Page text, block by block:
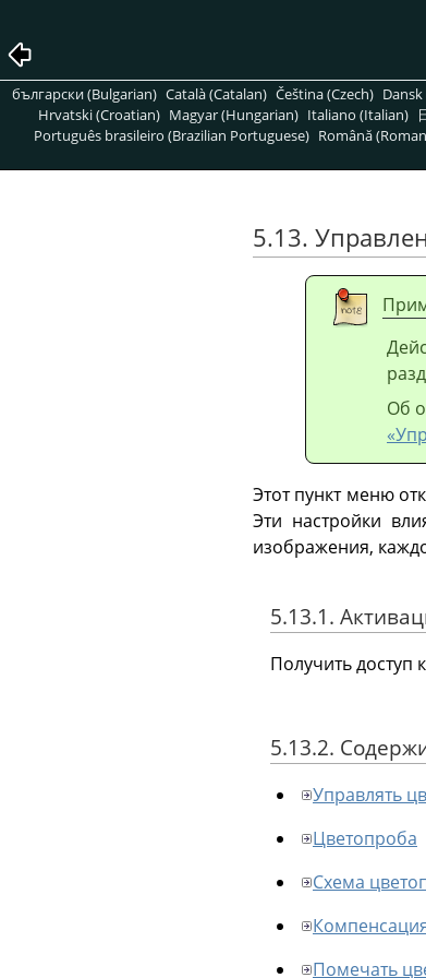
български (Bulgarian) Català (Catalan) Čeština (Czech)
Hrvatski (Croatian) Magyar (Hungarian) Italiano (Italian)
Português brasileiro (Brazilian Portuguese) Română
5.13.
Об
Этот пункт меню
Эти настройки
изображения,
5.13.1.
Получить
5.13.2.
Управлять
Цветопроба
Схема
Помечать